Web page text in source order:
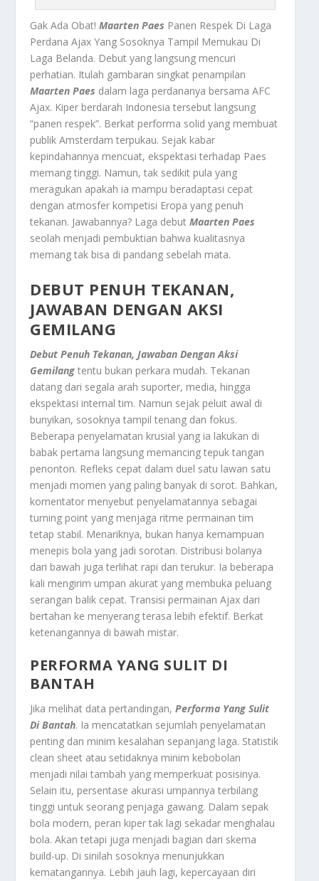
Gak Ada Obat!Maarten Paes Panen Respek Di Laga
Perdana Ajax Yang Sosoknya Tampil Memukau Di
Laga Belanda. Debut yang langsung mencuri
perhatian. Itulah gambaran singkat penampilan
Maarten Paes dalam laga perdananya bersama AFC
Ajax. Kiper berdarah Indonesia tersebut langsung
“panen respek”. Berkat performa solid yang membuat
publik Amsterdam terpukau. Sejak kabar
kepindahannya mencuat, ekspektasi terhadap Paes
memang tinggi. Namun, tak sedikit pula yang
meragukan apakah ia mampu beradaptasi cepat
dengan atmosfer kompetisi Eropa yang penuh
tekanan. Jawabannya? Laga debutMaarten Paes
seolah menjadi pembuktian bahwa kualitasnya
memang tak bisa di pandang sebelah mata.
DEBUT PENUH TEKANAN,
JAWABAN DENGAN AKSI
GEMILANG
Debut Penuh Tekanan, Jawaban Dengan Aksi
Gemilang tentu bukan perkara mudah. Tekanan
datang dari segala arah suporter, media, hingga
ekspektasi internal tim. Namun sejak peluit awal di
bunyikan, sosoknya tampil tenang dan fokus.
Beberapa penyelamatan krusial yang ia lakukan di
babak pertama langsung memancing tepuk tangan
penonton. Refleks cepat dalam duel satu lawan satu
menjadi momen yang paling banyak di sorot. Bahkan,
komentator menyebut penyelamatannya sebagai
turning point yang menjaga ritme permainan tim
tetap stabil. Menariknya, bukan hanya kemampuan
menepis bola yang jadi sorotan. Distribusi bolanya
dari bawah juga terlihat rapi dan terukur. Ia beberapa
kali mengirim umpan akurat yang membuka peluang
serangan balik cepat. Transisi permainan Ajax dari
bertahan ke menyerang terasa lebih efektif. Berkat
ketenangannya di bawah mistar.
PERFORMA YANG SULIT DI
BANTAH
Jika melihat data pertandingan,Performa Yang Sulit
Di Bantah. Ia mencatatkan sejumlah penyelamatan
penting dan minim kesalahan sepanjang laga. Statistik
clean sheet atau setidaknya minim kebobolan
menjadi nilai tambah yang memperkuat posisinya.
Selain itu, persentase akurasi umpannya terbilang
tinggi untuk seorang penjaga gawang. Dalam sepak
bola modern, peran kiper tak lagi sekadar menghalau
bola. Akan tetapi juga menjadi bagian dari skema
build-up. Di sinilah sosoknya menunjukkan
kematangannya. Lebih jauh lagi, kepercayaan diri